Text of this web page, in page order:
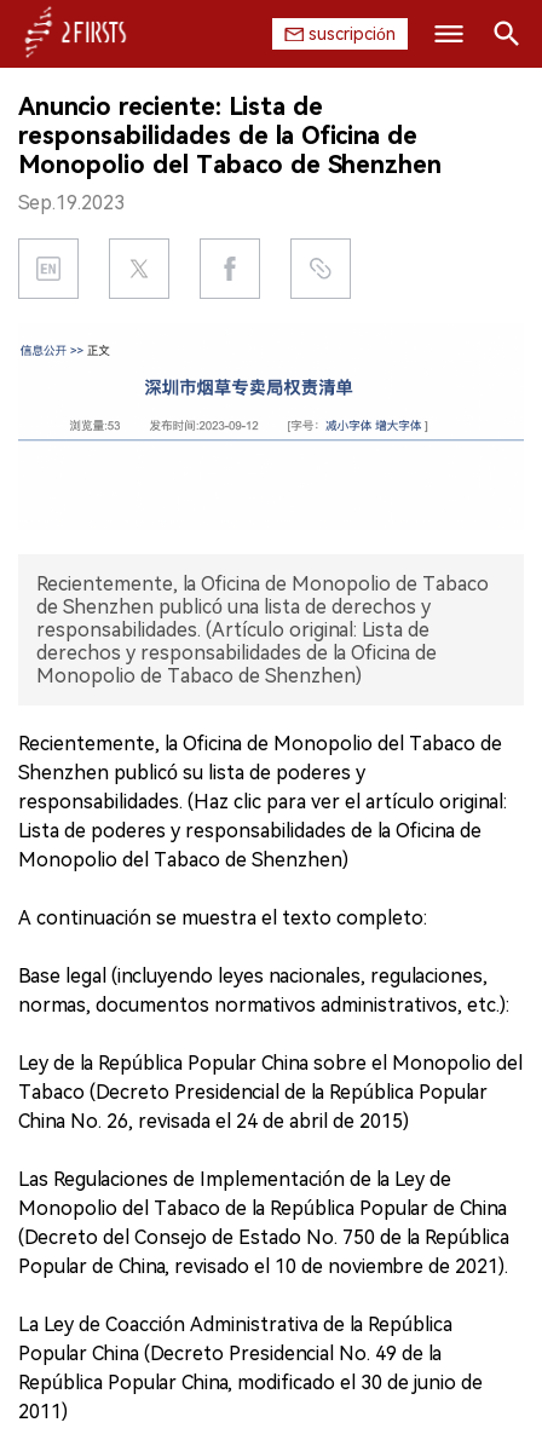
suscripción
INICIO
EMPRESA
PRODUCTO
REGULACIÓN
CHINA
Anuncio reciente: Lista de
responsabilidades de la Oficina de
Monopolio del Tabaco de Shenzhen
Sep.19.2023
Recientemente, la Oficina de Monopolio de Tabaco
de Shenzhen publicó una lista de derechos y
responsabilidades. (Artículo original: Lista de
derechos y responsabilidades de la Oficina de
Monopolio de Tabaco de Shenzhen)
Recientemente, la Oficina de Monopolio del Tabaco de
Shenzhen publicó su lista de poderes y
responsabilidades. (Haz clic para ver el artículo original:
Lista de poderes y responsabilidades de la Oficina de
Monopolio del Tabaco de Shenzhen)
A continuación se muestra el texto completo:
Base legal (incluyendo leyes nacionales, regulaciones,
normas, documentos normativos administrativos, etc.):
Ley de la República Popular China sobre el Monopolio del
Tabaco (Decreto Presidencial de la República Popular
China No. 26, revisada el 24 de abril de 2015)
Las Regulaciones de Implementación de la Ley de
Monopolio del Tabaco de la República Popular de China
(Decreto del Consejo de Estado No. 750 de la República
Popular de China, revisado el 10 de noviembre de 2021).
La Ley de Coacción Administrativa de la República
Popular China (Decreto Presidencial No. 49 de la
República Popular China, modificado el 30 de junio de
2011)